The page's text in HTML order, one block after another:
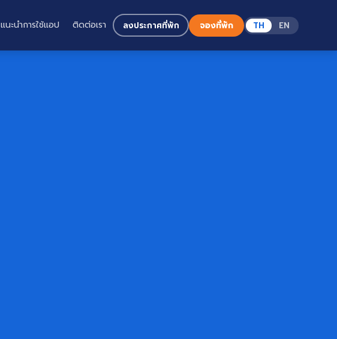
แนะนำการใช้แอป ติดต่อเรา ลงประกาศที่พัก จองที่พัก TH EN